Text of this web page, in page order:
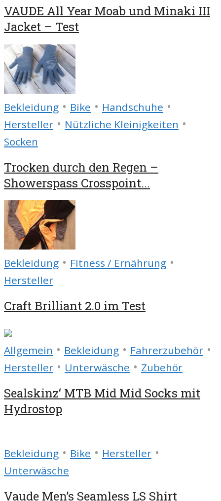
VAUDE All Year Moab und Minaki III
Jacket – Test
Bekleidung • Bike • Handschuhe •
Hersteller • Nützliche Kleinigkeiten •
Socken
Trocken durch den Regen –
Showerspass Crosspoint...
Bekleidung • Fitness / Ernährung •
Hersteller
Craft Brilliant 2.0 im Test
Allgemein • Bekleidung • Fahrerzubehör •
Hersteller • Unterwäsche • Zubehör
Sealskinz‘ MTB Mid Mid Socks mit
Hydrostop
Bekleidung • Bike • Hersteller •
Unterwäsche
Vaude Men’s Seamless LS Shirt